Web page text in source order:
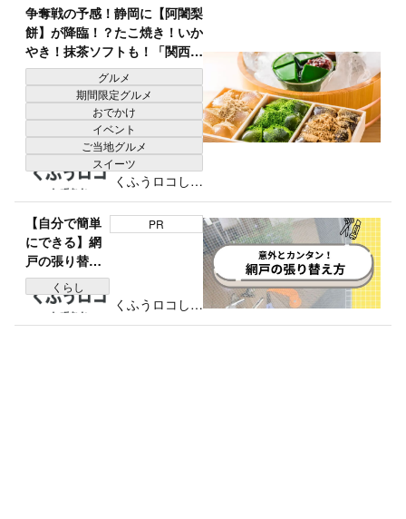
争奪戦の予感！静岡に【阿闍梨
餅】が降臨！？たこ焼き！いか
やき！抹茶ソフトも！「関西グ
ルメ大集合」「今行かなきゃ一
生後悔」
グルメ
期間限定グルメ
おでかけ
イベント
ご当地グルメ
スイーツ
くふうロコしず
おか編集部
【自分で簡単
にできる】網
戸の張り替え
方の手順と失
敗しないコツ
を解説！
くらし
PR
くふうロコしず
おか編集部